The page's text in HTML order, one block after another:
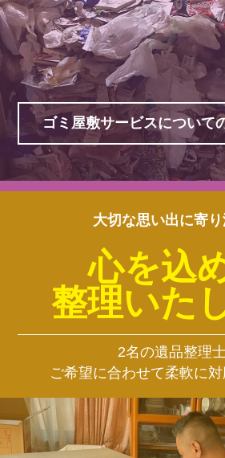
ゴミ屋敷サービスについて
大切な思い出に寄
心を込
整理いた
2名の遺品整理
ご希望に合わせて柔軟に対